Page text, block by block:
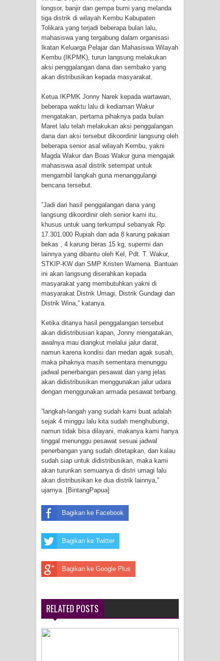
Tiga Personel Polresta Jayapura Kota
Jalani Sidang BP4R di Jayapura
Kapolresta Jayapura Kota
Mengapresiasi Antusiasme Warga
Saat Nonton Bareng Final Piala Dunia
2026 di Lapangan Karang PTC Entrop
Kebakaran Hanguskan Satu Rumah
di Kompleks Asrama Polisi Sorong
Profil Lengkap Papua Barat, Bumi
Profil Lengkap Provinsi Papua, Bumi
Cenderawasih di Ujung Timur
Indonesia
Profil Lengkap Aceh, Provinsi
Istimewa di Ujung Sumatera
Lima Rumah Pribadi Terbakar Di
Hamadi Jayapura Selatan
Gempa M3,3 Guncang Nabire, BMKG
Imbau Waspada Susulan
Protes Tumpukan Sampah dengan
Menghambur ke Tengah Jalan
Polres Jayapura Terima Laporan
Hilangnya Agustina Ester Bonsapia
Marthen Medlama Sebut Pemprov
Mace
BRI Region 18 Jayapura Salurkan
Polda Papua pada Peringatan Hari
longsor, banjir dan gempa bumi yang melanda
tiga distrik di wilayah Kembu Kabupaten
Tolikara yang terjadi beberapa bulan lalu,
mahasiswa yang tergabung dalam organisasi
Ikatan Keluarga Pelajar dan Mahasiswa Wilayah
Kembu (IKPMK), turun langsung melakukan
aksi penggalangan dana dan sembako yang
akan distribusikan kepada masyarakat.
Ketua IKPMK Jonny Narek kepada wartawan,
beberapa waktu lalu di kediaman Wakur
mengatakan, pertama pihaknya pada bulan
Maret lalu telah melakukan aksi penggalangan
dana dan aksi tersebut dikoordinir langsung oleh
beberapa senior asal wilayah Kembu, yakni
Magda Wakur dan Boas Wakur guna mengajak
mahasiswa asal distrik setempat untuk
mengambil langkah guna menanggulangi
bencana tersebut.
”Jadi dari hasil penggalangan dana yang
langsung dikoordinir oleh senior kami itu,
khusus untuk uang terkumpul sebanyak Rp.
17.301.000 Rupiah dan ada 8 karung pakaian
bekas , 4 karung beras 15 kg, supermi dan
lainnya yang dibantu oleh Kel, Pdt. T. Wakur,
STKIP-KW dan SMP Kristen Wamena. Bantuan
ini akan langsung diserahkan kepada
masyarakat yang membutuhkan yakni di
masyarakat Distrik Umagi, Distrik Gundagi dan
Distrik Wina,” katanya.
Ketika ditanya hasil penggalangan tersebut
akan didistribusian kapan, Jonny mengatakan,
awalnya mau diangkut melalui jalur darat,
namun karena kondisi dan medan agak susah,
maka pihaknya masih sementara menunggu
jadwal penerbangan pesawat dan yang jelas
akan didistribusikan menggunakan jalur udara
dengan menggunakan armada pesawat terbang.
”langkah-langah yang sudah kami buat adalah
sejak 4 minggu lalu kita sudah menghubungi,
namun tidak bisa dilayani, makanya kami hanya
tinggal menunggu pesawat sesuai jadwal
penerbangan yang sudah ditetapkan, dan kalau
sudah siap untuk didistribusikan, maka kami
akan turunkan semuanya di distri umagi lalu
akan distribusikan ke dua distrik lainnya,”
ujarnya. [BintangPapua]
Bagikan ke Facebook
Bagikan ke Twitter
Bagikan ke Google Plus
RELATED POSTS